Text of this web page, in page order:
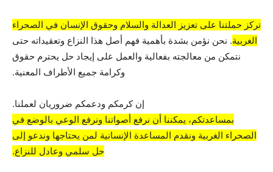
تركز حملتنا على تعزيز العدالة والسلام وحقوق الإنسان في الصحراء
الغربية. نحن نؤمن بشدة بأهمية فهم أصل هذا النزاع وتعقيداته حتى
نتمكن من معالجته بفعالية والعمل على إيجاد حل يحترم حقوق
وكرامة جميع الأطراف المعنية.
إن كرمكم ودعمكم ضروريان لعملنا.
بمساعدتكم، يمكننا أن نرفع أصواتنا ونرفع الوعي بالوضع في
الصحراء الغربية ونقدم المساعدة الإنسانية لمن يحتاجها وندعو إلى
حل سلمي وعادل للنزاع.